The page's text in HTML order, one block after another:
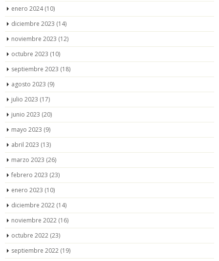
enero 2024(10)
diciembre 2023 (14)
noviembre 2023 (12)
octubre 2023 (10)
septiembre 2023 (18)
agosto 2023 (9)
julio 2023 (17)
junio 2023 (20)
mayo 2023 (9)
abril 2023 (13)
marzo 2023 (26)
febrero 2023 (23)
enero 2023 (10)
diciembre 2022 (14)
noviembre 2022 (16)
octubre 2022 (23)
septiembre 2022 (19)